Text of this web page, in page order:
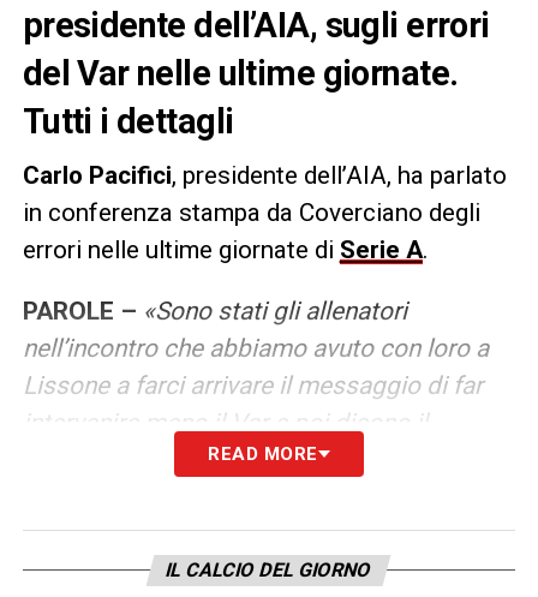
presidente dell’AIA, sugli errori
del Var nelle ultime giornate.
Tutti i dettagli
Carlo Pacifici, presidente dell’AIA, ha parlato
in conferenza stampa da Coverciano degli
errori nelle ultime giornate di Serie A.
PAROLE – «Sono stati gli allenatori
nell’incontro che abbiamo avuto con loro a
Lissone a farci arrivare il messaggio di far
intervenire meno il Var e poi dicono il
contrario. Siamo aperti a qualsiasi confronto
condizioni. Noi andiamo avanti con forza e
convinzione, auspicando che anche le cose
READ MORE
IL CALCIO DEL GIORNO